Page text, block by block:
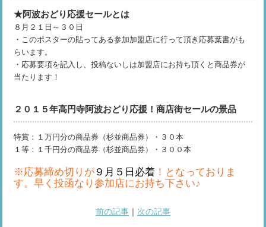
★阿波おどり応援セールとは
８月２１日～３０日
・このポスターの貼ってある参加加盟店に行って頂き応募葉書がも
らいます。
・応募要項を記入し、投稿ないしは加盟店にお持ち頂くと商品券が
当たります！
２０１５年高円寺阿波おどり応援！商店街セールの景品
特賞：１万円分の商品券（杉並商品券）・３０本
１等：１千円分の商品券（杉並商品券）・３００本
※応募締め切りが ９月５日必着！となっておりま
す。早く投函なり参加店にお持ち下さい♪
前の記事 次の記事